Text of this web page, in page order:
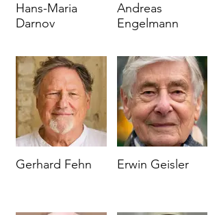
Hans-Maria
Darnov
Andreas
Engelmann
Gerhard Fehn Erwin Geisler